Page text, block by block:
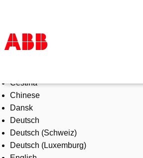
Products & Solutions
Industries
Services
About us
Where to buy
Contact us
Čeština
Chinese
Dansk
Deutsch
Deutsch (Schweiz)
Deutsch (Luxemburg)